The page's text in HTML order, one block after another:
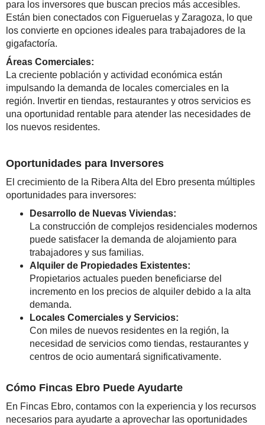
para los inversores que buscan precios más accesibles.
Están bien conectados con Figueruelas y Zaragoza, lo que
los convierte en opciones ideales para trabajadores de la
gigafactoría.
Áreas Comerciales:
La creciente población y actividad económica están
impulsando la demanda de locales comerciales en la
región. Invertir en tiendas, restaurantes y otros servicios es
una oportunidad rentable para atender las necesidades de
los nuevos residentes.
Oportunidades para Inversores
El crecimiento de la Ribera Alta del Ebro presenta múltiples
oportunidades para inversores:
Desarrollo de Nuevas Viviendas:
La construcción de complejos residenciales modernos
puede satisfacer la demanda de alojamiento para
trabajadores y sus familias.
Alquiler de Propiedades Existentes:
Propietarios actuales pueden beneficiarse del
incremento en los precios de alquiler debido a la alta
demanda.
Locales Comerciales y Servicios:
Con miles de nuevos residentes en la región, la
necesidad de servicios como tiendas, restaurantes y
centros de ocio aumentará significativamente.
Cómo Fincas Ebro Puede Ayudarte
En Fincas Ebro, contamos con la experiencia y los recursos
necesarios para ayudarte a aprovechar las oportunidades